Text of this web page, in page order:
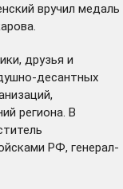
вручил медаль
друзья и
десантных
региона. В
РФ, генерал-